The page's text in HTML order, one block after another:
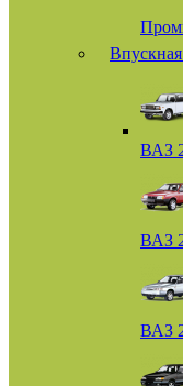
ВАЗ
ВАЗ
ВАЗ